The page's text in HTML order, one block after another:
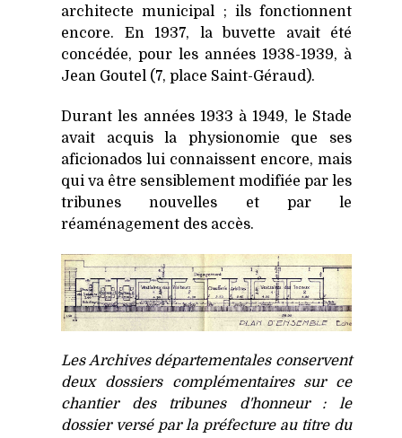
architecte municipal ; ils fonctionnent
encore. En 1937, la buvette avait été
concédée, pour les années 1938-1939, à
Jean Goutel (7, place Saint-Géraud).
Durant les années 1933 à 1949, le Stade
avait acquis la physionomie que ses
aficionados lui connaissent encore, mais
qui va être sensiblement modifiée par les
tribunes nouvelles et par le
réaménagement des accès.
Les Archives départementales conservent
deux dossiers complémentaires sur ce
chantier des tribunes d'honneur : le
dossier versé par la préfecture au titre du